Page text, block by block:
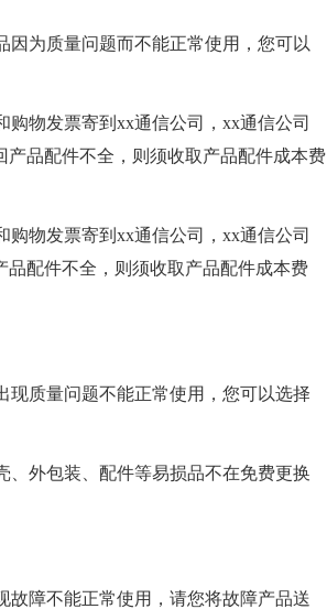
为质量问题而不能正常使用，您可以
物发票寄到xx通信公司，xx通信公司
品配件不全，则须收取产品配件成本费
物发票寄到xx通信公司，xx通信公司
配件不全，则须收取产品配件成本费
质量问题不能正常使用，您可以选择
外包装、配件等易损品不在免费更换
障不能正常使用，请您将故障产品送